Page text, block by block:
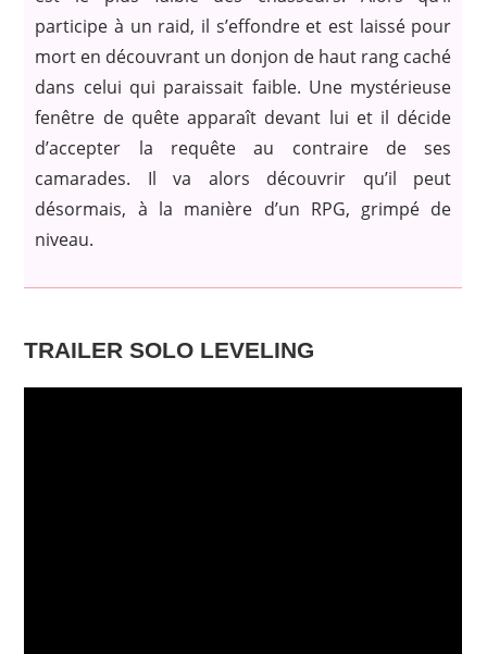
participe à un raid, il s’effondre et est laissé pour
mort en découvrant un donjon de haut rang caché
dans celui qui paraissait faible. Une mystérieuse
fenêtre de quête apparaît devant lui et il décide
d’accepter la requête au contraire de ses
camarades. Il va alors découvrir qu’il peut
désormais, à la manière d’un RPG, grimpé de
niveau.
TRAILER SOLO LEVELING